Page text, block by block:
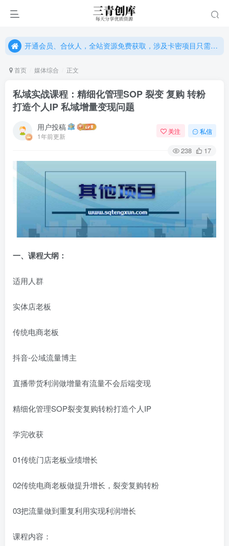
开通会员、合伙人，全站资源免费获取，涉及卡密项目只需单独购卡密（位置：网站右下悬浮按钮）
首页 媒体综合 正文
私域实战课程：精细化管理SOP 裂变 复购 转粉
打造个人IP 私域增量变现问题
用户投稿
1年前更新
关注 私信
238 17
一、 课程大纲：
适用人群
实体店老板
传统电商老板
抖音-公域流量博主
直播带货利润做增量有流量不会后端变现
精细化管理SOP裂变复购转粉打造个人IP
学完收获
01传统门店老板业绩增长
02传统电商老板做提升增长，裂变复购转粉
03把流量做到重复利用实现利润增长
课程内容：